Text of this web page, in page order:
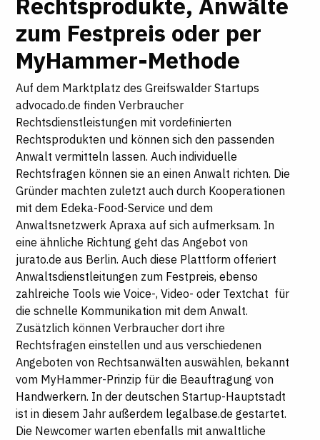
zum Festpreis oder per
MyHammer-Methode
Auf dem Marktplatz des Greifswalder Startups
advocado.de finden Verbraucher
Rechtsdienstleistungen mit vordefinierten
Rechtsprodukten und können sich den passenden
Anwalt vermitteln lassen. Auch individuelle
Rechtsfragen können sie an einen Anwalt richten. Die
Gründer machten zuletzt auch durch Kooperationen
mit dem Edeka-Food-Service und dem
Anwaltsnetzwerk Apraxa auf sich aufmerksam. In
eine ähnliche Richtung geht das Angebot von
jurato.de aus Berlin. Auch diese Plattform offeriert
Anwaltsdienstleitungen zum Festpreis, ebenso
zahlreiche Tools wie Voice-, Video- oder Textchat für
die schnelle Kommunikation mit dem Anwalt.
Zusätzlich können Verbraucher dort ihre
Rechtsfragen einstellen und aus verschiedenen
Angeboten von Rechtsanwälten auswählen, bekannt
vom MyHammer-Prinzip für die Beauftragung von
Handwerkern. In der deutschen Startup-Hauptstadt
ist in diesem Jahr außerdem legalbase.de gestartet.
Die Newcomer warten ebenfalls mit anwaltliche